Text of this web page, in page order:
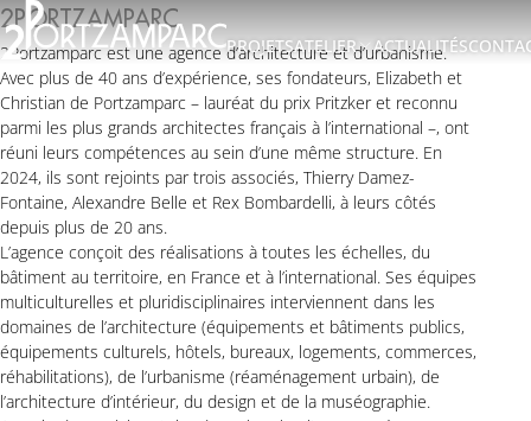
Accéder à l'en-tête
Accéder au contenu principal
Accéder au pied de page
PROJETSATELIER
A
PROPOS
EQUIPE
ACTUALITÉS
2PORTZAMPARC
2Portzamparc est une agence d’architecture et d’urbanisme.
Avec plus de 40 ans d’expérience, ses fondateurs, Elizabeth et
Christian de Portzamparc – lauréat du prix Pritzker et reconnu
parmi les plus grands architectes français à l’international –, ont
réuni leurs compétences au sein d’une même structure. En
2024, ils sont rejoints par trois associés, Thierry Damez-
Fontaine, Alexandre Belle et Rex Bombardelli, à leurs côtés
depuis plus de 20 ans.
L’agence conçoit des réalisations à toutes les échelles, du
bâtiment au territoire, en France et à l’international. Ses équipes
multiculturelles et pluridisciplinaires interviennent dans les
domaines de l’architecture (équipements et bâtiments publics,
équipements culturels, hôtels, bureaux, logements, commerces,
réhabilitations), de l’urbanisme (réaménagement urbain), de
l’architecture d’intérieur, du design et de la muséographie.